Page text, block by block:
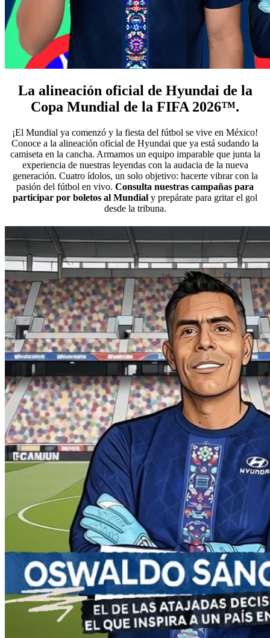
La alineación oficial de Hyundai de la
Copa Mundial de la FIFA 2026™.
¡El Mundial ya comenzó y la fiesta del fútbol se vive en México!
Conoce a la alineación oficial de Hyundai que ya está sudando la
camiseta en la cancha. Armamos un equipo imparable que junta la
experiencia de nuestras leyendas con la audacia de la nueva
generación. Cuatro ídolos, un solo objetivo: hacerte vibrar con la
pasión del fútbol en vivo. Consulta nuestras campañas para
participar por boletos al Mundial y prepárate para gritar el gol
desde la tribuna.